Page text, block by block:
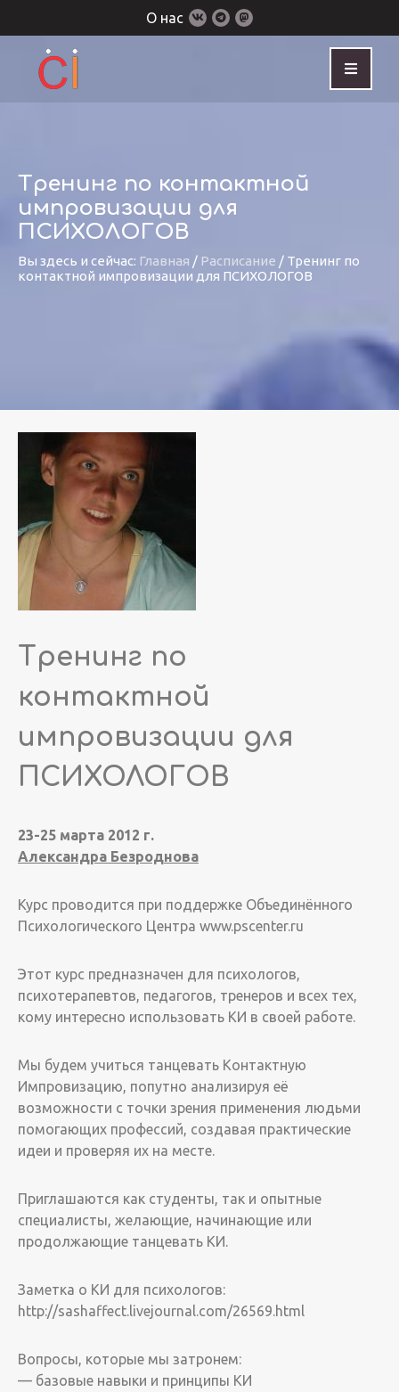
О нас
Тренинг по контактной
импровизации для
ПСИХОЛОГОВ
Вы здесь и сейчас: Главная / Расписание / Тренинг по
контактной импровизации для ПСИХОЛОГОВ
Тренинг по
контактной
импровизации для
ПСИХОЛОГОВ
23-25 марта 2012 г.
Александра Безроднова
Курс проводится при поддержке Объединённого
Психологического Центра www.pscenter.ru
Этот курс предназначен для психологов,
психотерапевтов, педагогов, тренеров и всех тех,
кому интересно использовать КИ в своей работе.
Мы будем учиться танцевать Контактную
Импровизацию, попутно анализируя её
возможности с точки зрения применения людьми
помогающих профессий, создавая практические
идеи и проверяя их на месте.
Приглашаются как студенты, так и опытные
специалисты, желающие, начинающие или
продолжающие танцевать КИ.
Заметка о КИ для психологов:
http://sashaffect.livejournal.com/26569.html
Вопросы, которые мы затронем:
— базовые навыки и принципы КИ